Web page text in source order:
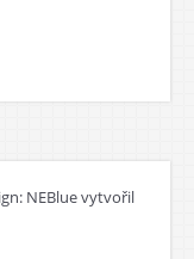
NEBlue vytvořil